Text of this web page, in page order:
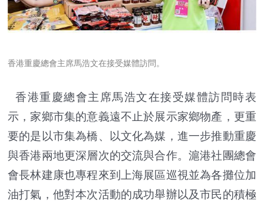
香港重慶總會主席馬浩文在接受媒體訪問。
香港重慶總會主席馬浩文在接受媒體訪問時表
示，家鄉市集的意義遠不止於展示家鄉物產，更重
要的是以市集為橋、以文化為媒，進一步推動重慶
與香港兩地更深層次的交流與合作。滬港社團總會
會長林建康也專程來到上海展區巡視並為各攤位加
油打氣，他對本次活動的成功舉辦以及市民的積極